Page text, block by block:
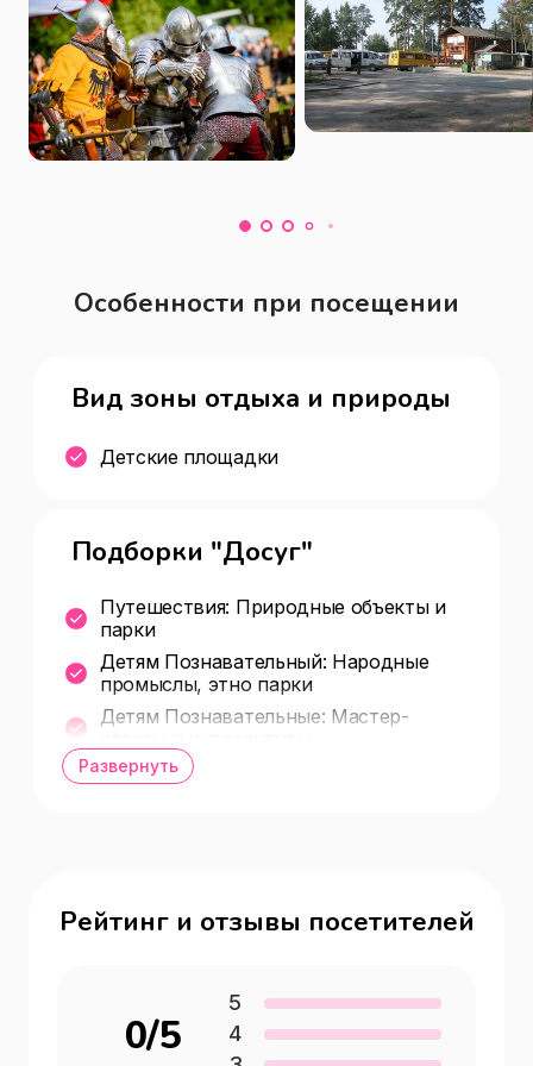
выставки, на территории
Этнопоселения есть возможность
покидать топорик или пострелять из
арбалета.  У парка есть бесплатная
парковка.
Особенности при посещении
Вид зоны отдыха и природы
Детские площадки
Подборки "Досуг"
Путешествия: Природные объекты и
парки
Детям Познавательный: Народные
промыслы, этно парки
Детям Познавательные: Мастер-
Путешествия: Красивые места для
Развернуть
Рейтинг и отзывы посетителей
0/5
5
4